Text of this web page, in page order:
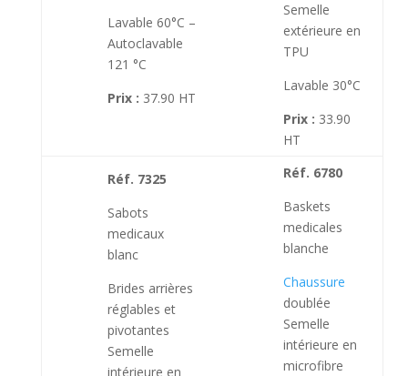
Lavable 60°C –
Autoclavable
121 °C
Prix : 37.90 HT
Semelle
extérieure en
TPU
Lavable 30°C
Prix : 33.90
HT
Réf. 7325
Sabots
medicaux
blanc
Brides arrières
réglables et
pivotantes
Semelle
intérieure en
Réf. 6780
Baskets
medicales
blanche
Chaussure
doublée
Semelle
intérieure en
microfibre